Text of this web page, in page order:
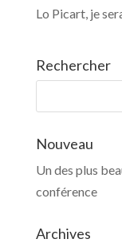
Lo Picart, je
Rechercher
Nouveau
Un des plus
conférence
Archives